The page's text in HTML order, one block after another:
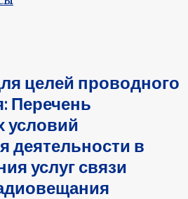
целей проводного
Перечень
условий
деятельности в
услуг связи